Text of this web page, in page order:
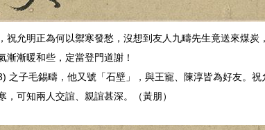
祝允明正為何以禦寒發愁，沒想到友人九疇先生竟送來煤
漸暖和些，定當登門道謝！
之子毛錫疇，他又號「石壁」，與王寵、陳淳皆為好友。
可知兩人交誼、親誼甚深。（黃朋）